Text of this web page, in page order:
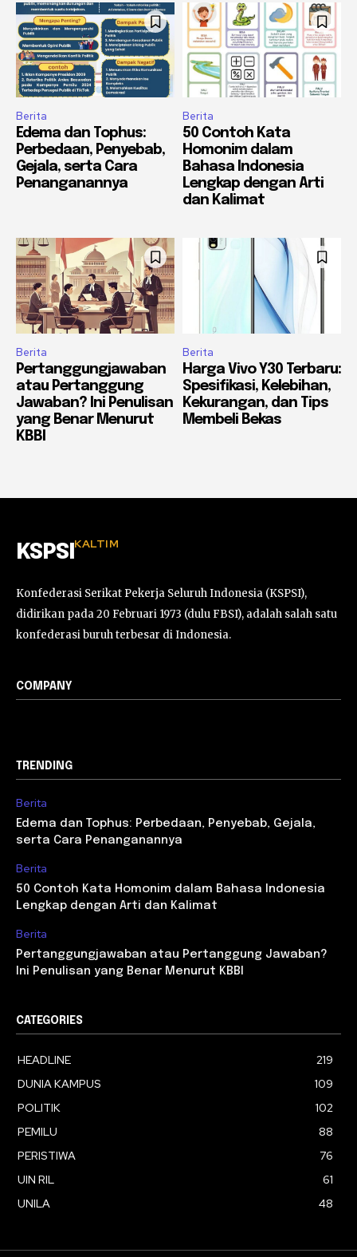
Berita
Edema dan Tophus:
Perbedaan, Penyebab,
Gejala, serta Cara
Penanganannya
Berita
50 Contoh Kata
Homonim dalam
Bahasa Indonesia
Lengkap dengan Arti
dan Kalimat
Berita
Pertanggungjawaban
atau Pertanggung
Jawaban? Ini Penulisan
yang Benar Menurut
KBBI
Berita
Harga Vivo Y30 Terbaru:
Spesifikasi, Kelebihan,
Kekurangan, dan Tips
Membeli Bekas
KSPSI KALTIM
Konfederasi Serikat Pekerja Seluruh Indonesia (KSPSI),
didirikan pada 20 Februari 1973 (dulu FBSI), adalah salah satu
konfederasi buruh terbesar di Indonesia.
COMPANY
TRENDING
Berita
Edema dan Tophus: Perbedaan, Penyebab, Gejala,
serta Cara Penanganannya
Berita
50 Contoh Kata Homonim dalam Bahasa Indonesia
Lengkap dengan Arti dan Kalimat
Berita
Pertanggungjawaban atau Pertanggung Jawaban?
Ini Penulisan yang Benar Menurut KBBI
CATEGORIES
HEADLINE
219
DUNIA KAMPUS
109
POLITIK
102
PEMILU
88
PERISTIWA
76
UIN RIL
61
UNILA
48